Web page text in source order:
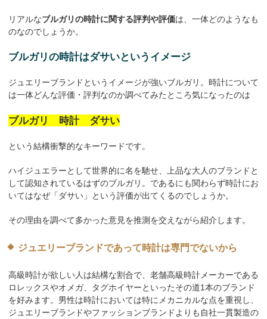
リアルなブルガリの時計に関する評判や評価は、一体どのようなも
のなのでしょうか。
ブルガリの時計はダサいというイメージ
ジュエリーブランドというイメージが強いブルガリ。時計について
は一体どんな評価・評判なのか調べてみたところ気になったのは
ブルガリ 時計 ダサい
という結構衝撃的なキーワードです。
ハイジュエラーとして世界的に名を馳せ、上品な大人のブランドと
して認知されているはずのブルガリ。であるにも関わらず時計にお
いてはなぜ「ダサい」という評価が出てくるのでしょうか。
その理由を調べて多かった意見を推測を交えながら紹介します。
ジュエリーブランドであって時計は専門でないから
高級時計が欲しい人は結構な割合で、老舗高級時計メーカーである
ロレックスやオメガ、タグホイヤーといったその道1本のブランド
を好みます。男性は時計においては特にメカニカルな点を重視し、
ジュエリーブランドやファッションブランドよりも自社一貫製造の